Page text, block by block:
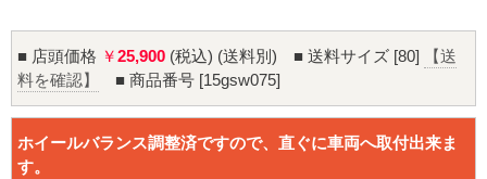
16インチ：夏タイヤホイール
17インチ：夏タイヤホイール
18インチ：夏タイヤホイール
■ 店頭価格 ￥25,900 (税込) (送料別) ■ 送料サイズ [80]
【送
料を確認】
■ 商品番号 [15gsw075]
ホイールバランス調整済ですので、直ぐに車両へ取付出来ま
す。